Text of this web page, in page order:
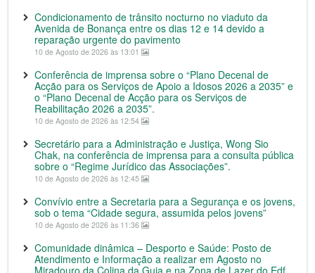
Condicionamento de trânsito nocturno no viaduto da
Avenida de Bonança entre os dias 12 e 14 devido a
reparação urgente do pavimento
10 de Agosto de 2026 às 13:01
Conferência de imprensa sobre o “Plano Decenal de
Acção para os Serviços de Apoio a Idosos 2026 a 2035” e
o “Plano Decenal de Acção para os Serviços de
Reabilitação 2026 a 2035”.
10 de Agosto de 2026 às 12:54
Secretário para a Administração e Justiça, Wong Sio
Chak, na conferência de imprensa para a consulta pública
sobre o “Regime Jurídico das Associações”.
10 de Agosto de 2026 às 12:45
Convívio entre a Secretaria para a Segurança e os jovens,
sob o tema “Cidade segura, assumida pelos jovens”
10 de Agosto de 2026 às 11:36
Comunidade dinâmica – Desporto e Saúde: Posto de
Atendimento e Informação a realizar em Agosto no
Miradouro da Colina da Guia e na Zona de Lazer do Edf.